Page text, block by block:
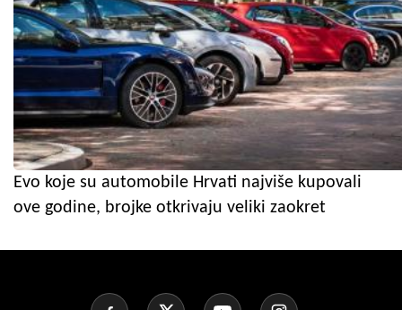
Evo koje su automobile Hrvati najviše kupovali
ove godine, brojke otkrivaju veliki zaokret